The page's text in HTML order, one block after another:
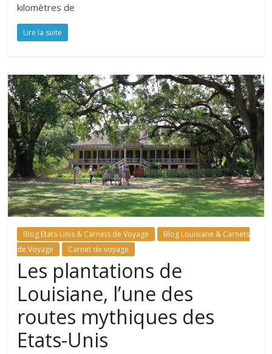
kilomètres de
Lire la suite
Blog Etats-Unis & Carnets de Voyage
Blog Louisiane & Carnets
de Voyage
Carnet de voyage
Les plantations de
Louisiane, l’une des
routes mythiques des
Etats-Unis